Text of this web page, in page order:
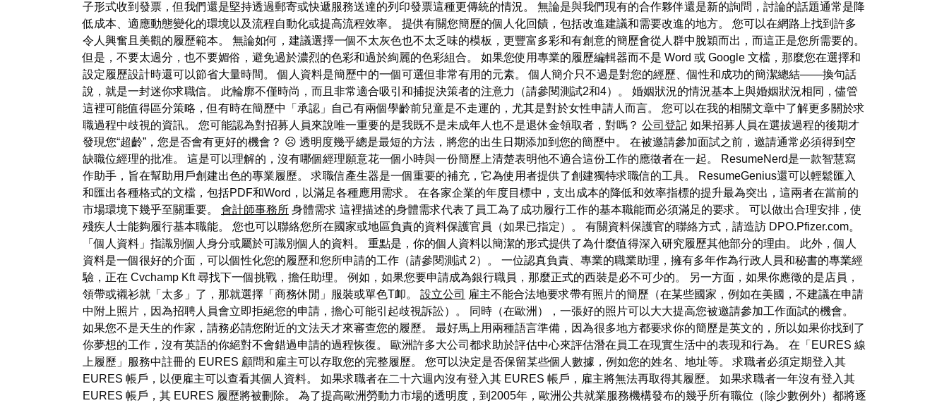
子形式收到發票，但我們還是堅持透過郵寄或快遞服務送達的列印發票這種更傳統的情況。 無論是與我們現有的合作夥伴還是新的詢問，討論的話題通常是降
低成本、適應動態變化的環境以及流程自動化或提高流程效率。 提供有關您簡歷的個人化回饋，包括改進建議和需要改進的地方。 您可以在網路上找到許多
令人興奮且美觀的履歷範本。 無論如何，建議選擇一個不太灰色也不太乏味的模板，更豐富多彩和有創意的簡歷會從人群中脫穎而出，而這正是您所需要的。
但是，不要太過分，也不要媚俗，避免過於濃烈的色彩和過於絢麗的色彩組合。 如果您使用專業的履歷編輯器而不是 Word 或 Google 文檔，那麼您在選擇和
設定履歷設計時還可以節省大量時間。 個人資料是簡歷中的一個可選但非常有用的元素。 個人簡介只不過是對您的經歷、個性和成功的簡潔總結——換句話
說，就是一封迷你求職信。 此輪廓不僅時尚，而且非常適合吸引和捕捉決策者的注意力（請參閱測試2和4）。 婚姻狀況的情況基本上與婚姻狀況相同，儘管
這裡可能值得區分策略，但有時在簡歷中「承認」自己有兩個學齡前兒童是不走運的，尤其是對於女性申請人而言。 您可以在我的相關文章中了解更多關於求
職過程中歧視的資訊。 您可能認為對招募人員來說唯一重要的是我既不是未成年人也不是退休金領取者，對嗎？ 公司登記 如果招募人員在選拔過程的後期才
發現您“超齡”，您是否會有更好的機會？ ☹ 透明度幾乎總是最短的方法，將您的出生日期添加到您的簡歷中。 在被邀請參加面試之前，邀請通常必須得到空
缺職位經理的批准。 這是可以理解的，沒有哪個經理願意花一個小時與一份簡歷上清楚表明他不適合這份工作的應徵者在一起。 ResumeNerd是一款智慧寫
作助手，旨在幫助用戶創建出色的專業履歷。 求職信產生器是一個重要的補充，它為使用者提供了創建獨特求職信的工具。 ResumeGenius還可以輕鬆匯入
和匯出各種格式的文檔，包括PDF和Word，以滿足各種應用需求。 在各家企業的年度目標中，支出成本的降低和效率指標的提升最為突出，這兩者在當前的
市場環境下幾乎至關重要。 會計師事務所 身體需求 這裡描述的身體需求代表了員工為了成功履行工作的基本職能而必須滿足的要求。 可以做出合理安排，使
殘疾人士能夠履行基本職能。 您也可以聯絡您所在國家或地區負責的資料保護官員（如果已指定）。 有關資料保護官的聯絡方式，請造訪 DPO.Pfizer.com。
「個人資料」指識別個人身分或屬於可識別個人的資料。 重點是，你的個人資料以簡潔的形式提供了為什麼值得深入研究履歷其他部分的理由。 此外，個人
資料是一個很好的介面，可以個性化您的履歷和您所申請的工作（請參閱測試 2）。 一位認真負責、專業的職業助理，擁有多年作為行政人員和秘書的專業經
驗，正在 Cvchamp Kft 尋找下一個挑戰，擔任助理。 例如，如果您要申請成為銀行職員，那麼正式的西裝是必不可少的。 另一方面，如果你應徵的是店員，
領帶或襯衫就「太多」了，那就選擇「商務休閒」服裝或單色T卹。 設立公司 雇主不能合法地要求帶有照片的簡歷（在某些國家，例如在美國，不建議在申請
中附上照片，因為招聘人員會立即拒絕您的申請，擔心可能引起歧視訴訟）。 同時（在歐洲），一張好的照片可以大大提高您被邀請參加工作面試的機會。
如果您不是天生的作家，請務必請您附近的文法天才來審查您的履歷。 最好馬上用兩種語言準備，因為很多地方都要求你的簡歷是英文的，所以如果你找到了
你夢想的工作，沒有英語的你絕對不會錯過申請的過程恢復。 歐洲許多大公司都求助於評估中心來評估潛在員工在現實生活中的表現和行為。 在「EURES 線
上履歷」服務中註冊的 EURES 顧問和雇主可以存取您的完整履歷。 您可以決定是否保留某些個人數據，例如您的姓名、地址等。 求職者必須定期登入其
EURES 帳戶，以便雇主可以查看其個人資料。 如果求職者在二十六週內沒有登入其 EURES 帳戶，雇主將無法再取得其履歷。 如果求職者一年沒有登入其
EURES 帳戶，其 EURES 履歷將被刪除。 為了提高歐洲勞動力市場的透明度，到2005年，歐洲公共就業服務機構發布的幾乎所有職位（除少數例外）都將逐